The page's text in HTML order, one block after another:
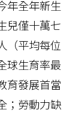
年全年新生
兒僅十萬七
（平均每位
球生育率最
育發展首當
；勞動力缺